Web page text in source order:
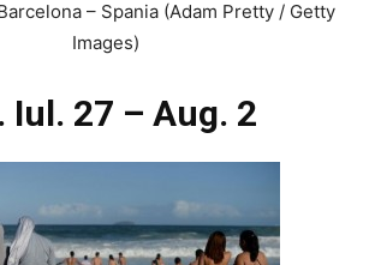
– Spania (Adam Pretty / Getty
Images)
Iul. 27 – Aug. 2